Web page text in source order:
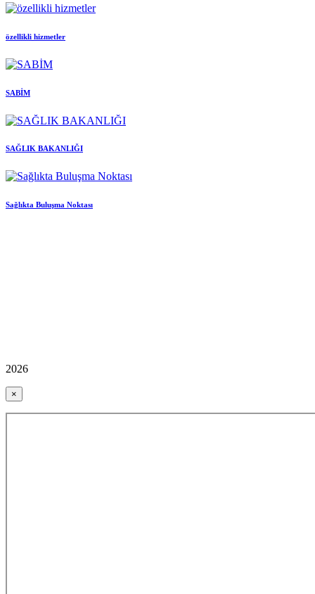
özellikli hizmetler
SABİM
SAĞLIK BAKANLIĞI
Sağlıkta Buluşma Noktası
2026
×